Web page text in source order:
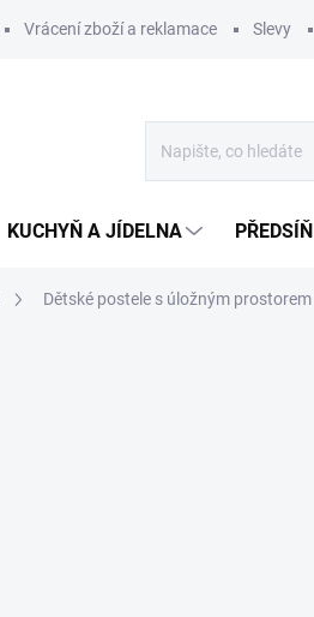
Vrácení zboží a reklamace Slevy
KUCHYŇ A JÍDELNA PŘEDSÍŇ
Dětské postele s úložným prostorem